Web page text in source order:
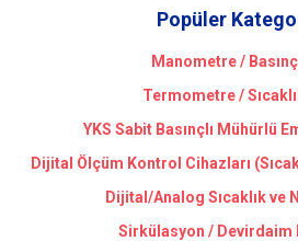
Popüler
Manometre /
Termometre /
YKS Sabit Basınçlı Mühürlü
Dijital Ölçüm Kontrol Cihazları
Dijital/Analog Sıcaklık ve
Sirkülasyon / Devirdaim